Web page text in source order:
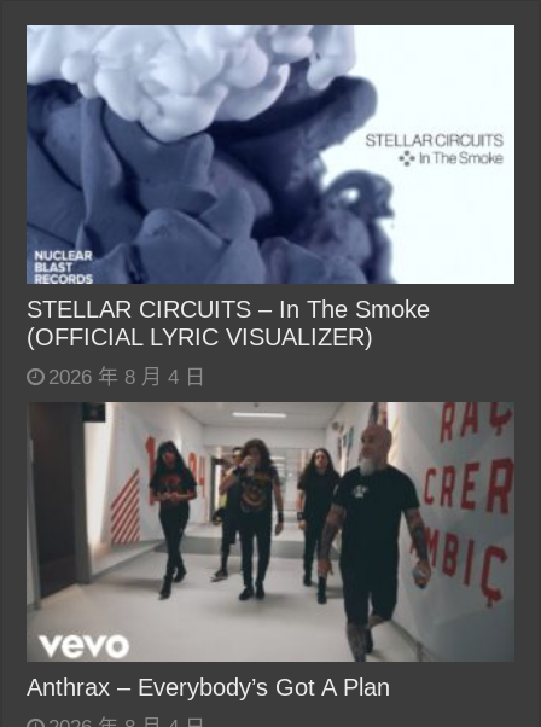
STELLAR CIRCUITS – In The Smoke
(OFFICIAL LYRIC VISUALIZER)
2026 年 8 月 4 日
Anthrax – Everybody’s Got A Plan